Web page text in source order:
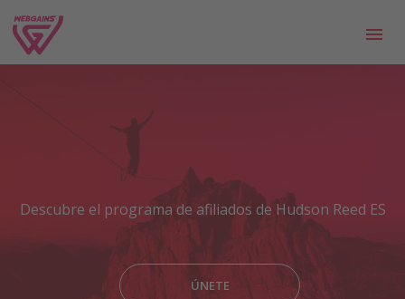
Descubre el programa de afiliados de Hudson Reed ES
ÚNETE